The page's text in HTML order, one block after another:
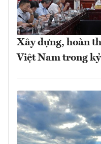
Xây dựng, hoàn
Việt Nam trong